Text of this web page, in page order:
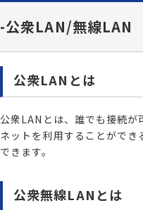
-公衆LAN/無線LAN
公衆LANとは
公衆LANとは、誰でも接続
ネットを利用することがで
できます。
公衆無線LANとは